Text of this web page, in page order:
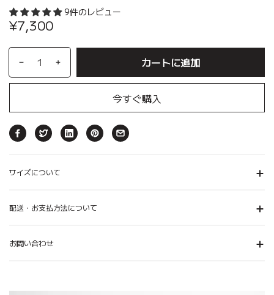
9件のレビュー
¥7,300
カートに追加
今すぐ購入
サイズについて
配送・お支払方法について
お問い合わせ